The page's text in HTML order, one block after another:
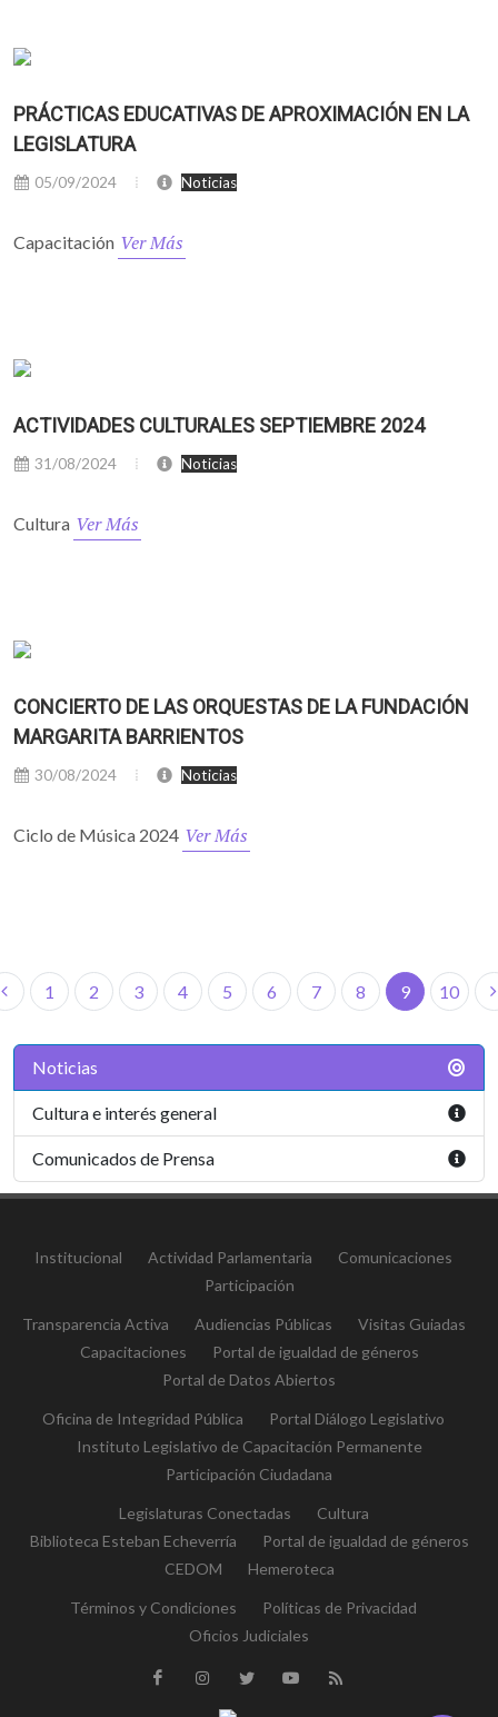
PRÁCTICAS EDUCATIVAS DE APROXIMACIÓN EN LA
LEGISLATURA
05/09/2024 Noticias
Capacitación Ver Más
ACTIVIDADES CULTURALES SEPTIEMBRE 2024
31/08/2024 Noticias
Cultura Ver Más
CONCIERTO DE LAS ORQUESTAS DE LA FUNDACIÓN
MARGARITA BARRIENTOS
30/08/2024 Noticias
Ciclo de Música 2024 Ver Más
1 2 3 4 5 6 7 8 9 10
Noticias
Cultura e interés general
Comunicados de Prensa
Institucional Actividad Parlamentaria
Comunicaciones
Participación
Transparencia Activa Audiencias Públicas
Visitas Guiadas
Capacitaciones
Portal de igualdad de géneros
Portal de Datos Abiertos
Oficina de Integridad Pública
Portal Diálogo Legislativo
Instituto Legislativo de Capacitación Permanente
Participación Ciudadana
Legislaturas Conectadas
Cultura
Biblioteca Esteban Echeverría
Portal de igualdad de géneros
CEDOM
Hemeroteca
Términos y Condiciones
Políticas de Privacidad
Oficios Judiciales